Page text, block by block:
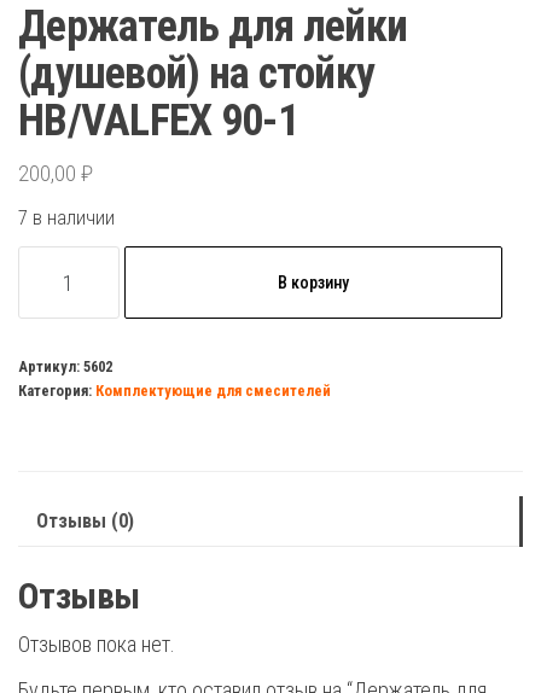
Держатель для лейки
(душевой) на стойку
НВ/VALFEX 90-1
200,00 ₽
7 в наличии
товара
для
лейки
НВ/VALFEX
1
В корзину
Артикул: 5602
Категория: Комплектующие для смесителей
Отзывы (0)
Отзывы
Отзывов пока нет.